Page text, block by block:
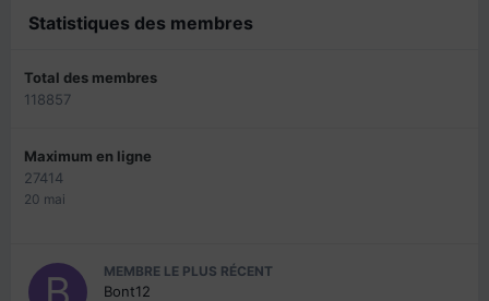
Statistiques des membres
Total des membres
118857
Maximum en ligne
27414
20 mai
MEMBRE LE PLUS RÉCENT
Bont12